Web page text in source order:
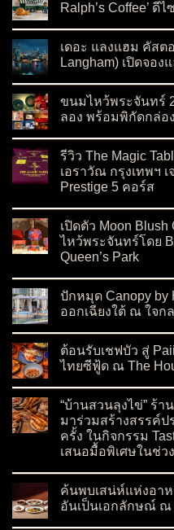
Ralph’s Coffee’
เดอะ แลงแฮม คัสต
Langham) เปิดจอง
ขนมไหว้พระจันทร์
ลอง พร้อมพิกัดกล่อ
รีวิว The Magic
เอราวัณ กรุงเทพฯ เ
Prestige 5 คอร์ส
เปิดตัว Moon
ไหว้พระจันทร์โดย
Queen’s Park
ปักหมุด Canopy by
ออกเฉียงใต้ ณ ใจก
ต้อนรับเชฟบัว สู่
ไทยซีฟู้ด ณ The
“บ้านสวนลุงไข่” ร้า
มาร่วมสร้างสรรค์
ครั้ง ในกิจกรรม
เสนอมื้อพิเศษในช่ว
ค้นพบเสน่ห์แห่งอา
อันเป็นเอกลักษณ์ ณ